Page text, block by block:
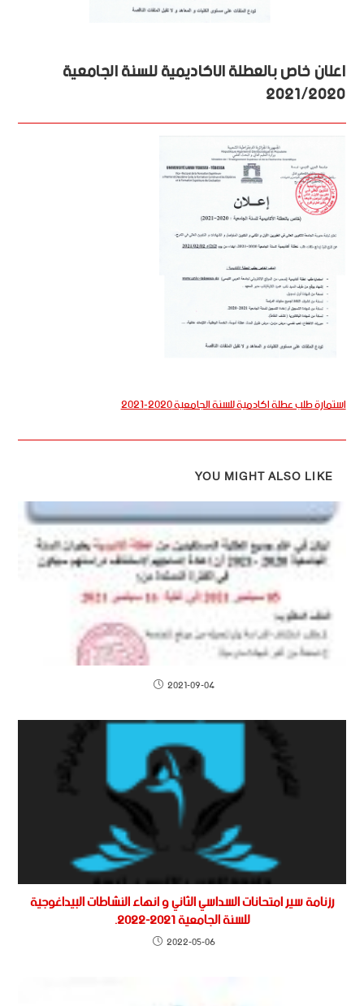
اعلان خاص بالعطلة الاكاديمية للسنة الجامعية
2021/2020
استمارة طلب عطلة اكادمية للسنة الجامعية 2020-2021
YOU MIGHT ALSO LIKE
2021-09-04
رزنامة سير امتحانات السداسي الثاني و انهاء النشاطات البيداغوجية
للسنة الجامعية 2021-2022.
2022-05-06